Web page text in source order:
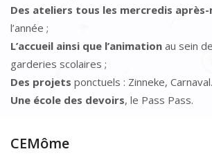
Des ateliers tous les mercredis
l’année ;
L’accueil ainsi que l’animation au sein
garderies scolaires ;
Des projets ponctuels : Zinneke,
Une école des devoirs, le Pass Pass.
CEMôme